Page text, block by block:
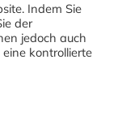
Indem Sie
der
jedoch auch
eine kontrollierte